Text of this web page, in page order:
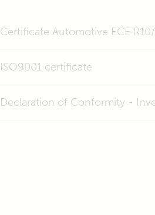
Certificate Automotive ECE
ISO9001 certificate
Declaration of Conformity -